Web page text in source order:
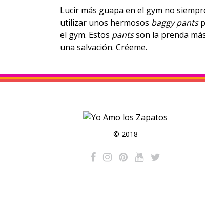
Lucir más guapa en el gym no
utilizar unos hermosos baggy pants
el gym. Estos pantsson la prenda
una salvación. Créeme.
© 2018